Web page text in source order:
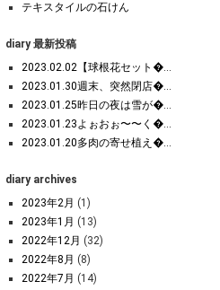
テキスタイルの石けん
diary 最新投稿
2023.02.02【球根花セット�...
2023.01.30週末、突然閉店�...
2023.01.25昨日の夜は雪が�...
2023.01.23よぉおぉ〜〜く�...
2023.01.20多肉の寄せ植え�...
diary archives
2023年2月 (1)
2023年1月 (13)
2022年12月 (32)
2022年8月 (8)
2022年7月 (14)